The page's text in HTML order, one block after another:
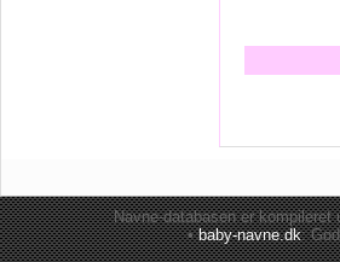
Navne-databasen er kompileret
•baby-navne.dk: